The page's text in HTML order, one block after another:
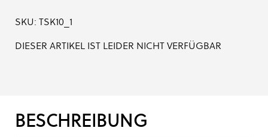
SKU: TSK10_1
DIESER ARTIKEL IST LEIDER NICHT VERFÜGBAR
BESCHREIBUNG